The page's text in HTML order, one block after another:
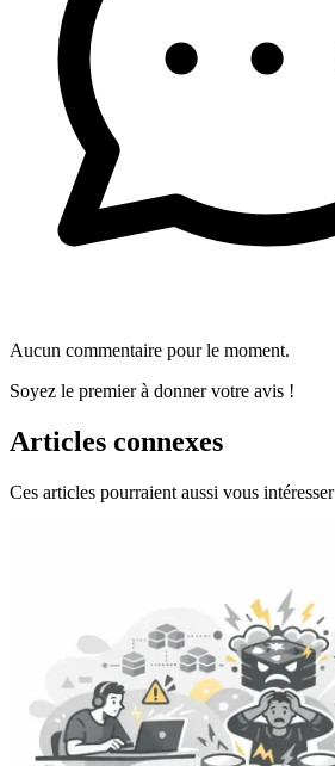
Aucun commentaire pour le moment.
Soyez le premier à donner votre avis !
Articles connexes
Ces articles pourraient aussi vous intéresser